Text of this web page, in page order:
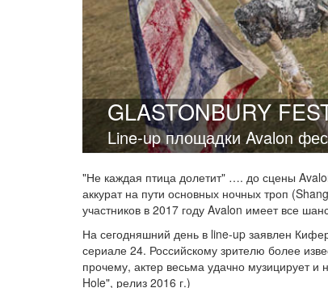
GLASTONBURY
Line-up площадки Avalon
"Не каждая птица долетит" …. до сцены
аккурат на пути основных ночных троп
участников в 2017 году Avalon имеет все
На сегодняшний день в line-up заявлен
сериале 24. Российскому зрителю более
прочему, актер весьма удачно музицирует
Hole", релиз 2016 г.)